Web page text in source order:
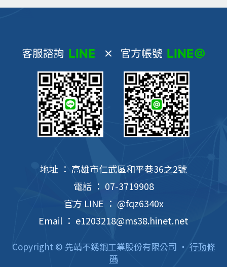
地址 ： 高雄市仁武區和平巷36之2號
電話 ： 07-3719908
官方 LINE ： @fqz6340x
Email ： e1203218@ms38.hinet.net
Copyright © 先靖不銹鋼工業股份有限公司 ‧ 行動條
碼